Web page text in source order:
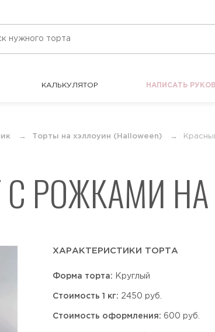
КАЛЬКУЛЯТОР НАПИСАТЬ
Торты на хэллоуин (Halloween)
С РОЖКАМИ
ХАРАКТЕРИСТИКИ ТОРТА
Форма торта: Круглый
Стоимость 1 кг: 2450 руб.
Стоимость оформления: 600 руб.